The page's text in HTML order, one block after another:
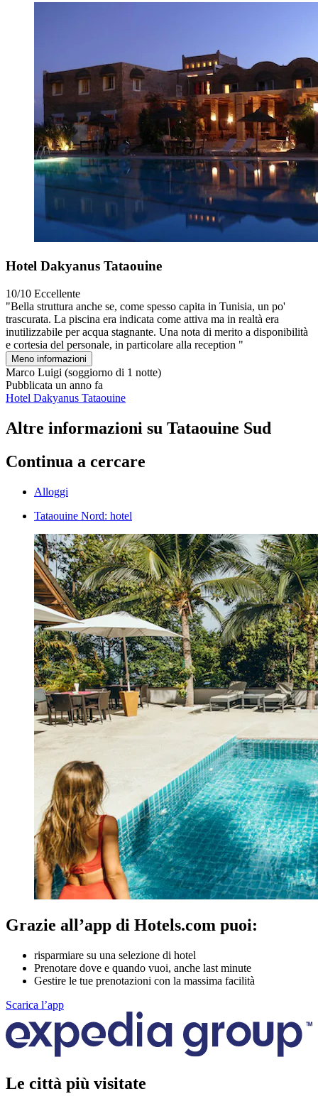
Hotel Dakyanus Tataouine
10/10 Eccellente
"Bella struttura anche se, come spesso capita in Tunisia, un po'
trascurata. La piscina era indicata come attiva ma in realtà era
inutilizzabile per acqua stagnante. Una nota di merito a disponibilità
e cortesia del personale, in particolare alla reception "
Meno informazioni
Marco Luigi (soggiorno di 1 notte)
Pubblicata un anno fa
Hotel Dakyanus Tataouine
Altre informazioni su Tataouine Sud
Continua a cercare
Alloggi
Tataouine Nord: hotel
Grazie all’app di Hotels.com puoi:
risparmiare su una selezione di hotel
Prenotare dove e quando vuoi, anche last minute
Gestire le tue prenotazioni con la massima facilità
Scarica l’app
Le città più visitate